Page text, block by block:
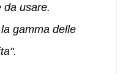
da usare.
gamma delle